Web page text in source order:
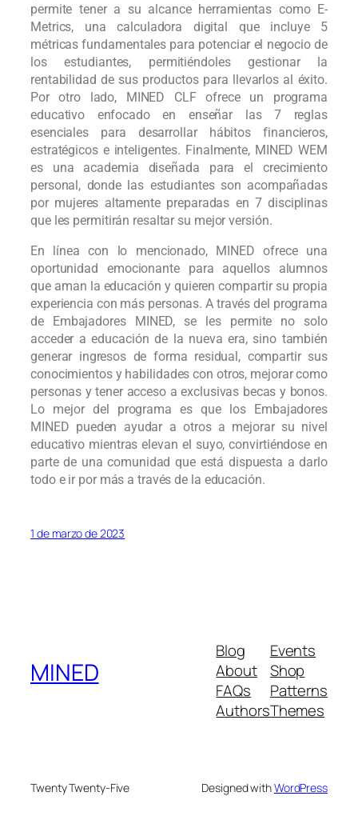
permite tener a su alcance herramientas como E-
Metrics, una calculadora digital que incluye 5
métricas fundamentales para potenciar el negocio de
los estudiantes, permitiéndoles gestionar la
rentabilidad de sus productos para llevarlos al éxito.
Por otro lado, MINED CLF ofrece un programa
educativo enfocado en enseñar las 7 reglas
esenciales para desarrollar hábitos financieros,
estratégicos e inteligentes. Finalmente, MINED WEM
es una academia diseñada para el crecimiento
personal, donde las estudiantes son acompañadas
por mujeres altamente preparadas en 7 disciplinas
que les permitirán resaltar su mejor versión.
En línea con lo mencionado, MINED ofrece una
oportunidad emocionante para aquellos alumnos
que aman la educación y quieren compartir su propia
experiencia con más personas. A través del programa
de Embajadores MINED, se les permite no solo
acceder a educación de la nueva era, sino también
generar ingresos de forma residual, compartir sus
conocimientos y habilidades con otros, mejorar como
personas y tener acceso a exclusivas becas y bonos.
Lo mejor del programa es que los Embajadores
MINED pueden ayudar a otros a mejorar su nivel
educativo mientras elevan el suyo, convirtiéndose en
parte de una comunidad que está dispuesta a darlo
todo e ir por más a través de la educación.
1 de marzo de 2023
MINED
Blog
About
FAQs
Authors
Events
Shop
Patterns
Themes
Twenty Twenty-Five Designed withWordPress